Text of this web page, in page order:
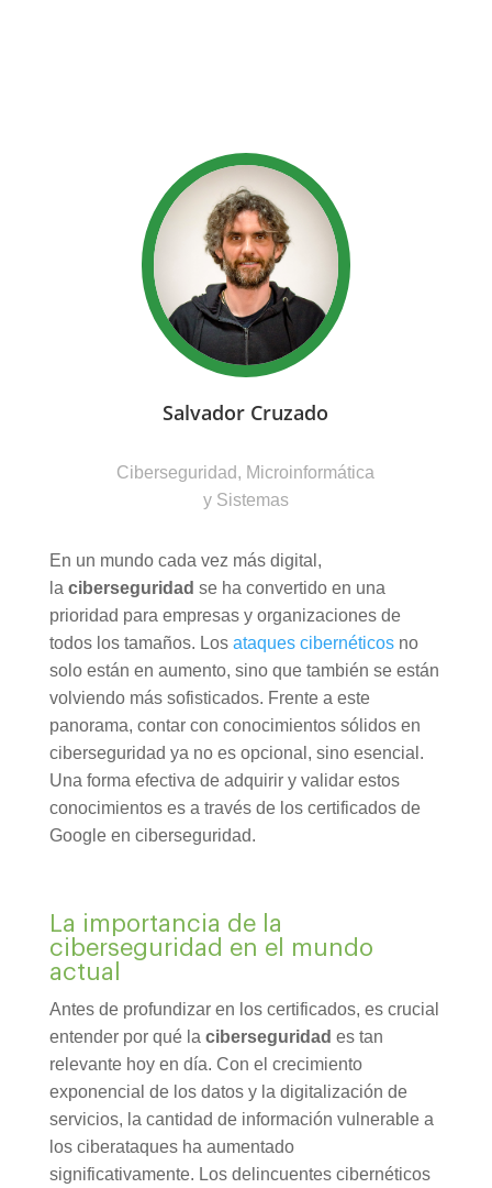
Salvador Cruzado
Ciberseguridad, Microinformática
y Sistemas
En un mundo cada vez más digital,
la ciberseguridad se ha convertido en una
prioridad para empresas y organizaciones de
todos los tamaños. Los ataques cibernéticos no
solo están en aumento, sino que también se están
volviendo más sofisticados. Frente a este
panorama, contar con conocimientos sólidos en
ciberseguridad ya no es opcional, sino esencial.
Una forma efectiva de adquirir y validar estos
conocimientos es a través de los certificados de
Google en ciberseguridad.
La importancia de la
ciberseguridad en el mundo
actual
Antes de profundizar en los certificados, es crucial
entender por qué la ciberseguridad es tan
relevante hoy en día. Con el crecimiento
exponencial de los datos y la digitalización de
servicios, la cantidad de información vulnerable a
los ciberataques ha aumentado
significativamente. Los delincuentes cibernéticos